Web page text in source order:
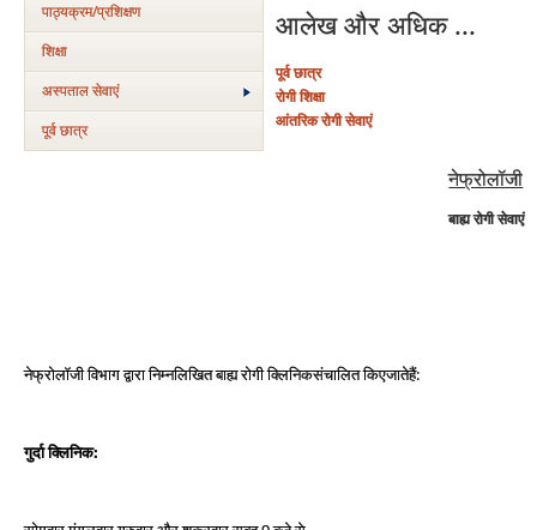
पाठ्यक्रम/प्रशिक्षण
शिक्षा
अस्‍पताल सेवाएं
पूर्व छात्र
नेफ्रोलॉजी
बाह्य रोगी सेवाएं
नेफ्रोलॉजीविभागद्वारानिम्नलिखितबाह्यरोगीक्लनिकसंचालितकिएजातहै:
गुर्दाक्लिनिक:
आलेख और अधिक ...
पूर्व छात्र
रोगी शिक्षा
आंतरिक रोगी सेवाएं